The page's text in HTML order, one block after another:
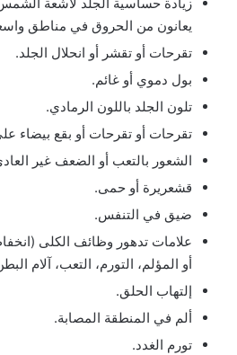
زيادة حساسية الجلد لأشعة
يعانون من الحروق في مناطق
تقرحات أو تقشر أو انحلال الجلد.
بول دموي أو غائم.
تلون الجلد باللون الرمادي.
تقرحات أو تقرحات أو بقع بيضاء
الشعور بالتعب أو الضعف غير
قشعريرة أو حمى.
ضيق في التنفس.
علامات تدهور وظائف الكلى
أو المؤلم، التورم، التعب، آلام
إلتهاب الحلق.
ألم في المنطقة المصابة.
تورم الغدد.